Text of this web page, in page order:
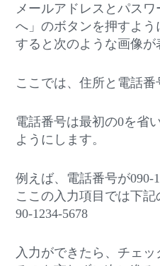
メールアドレスとパス
へ」のボタンを押すよう
すると次のような画像が
ここでは、住所と電話番
電話番号は最初の0を省
ようにします。
例えば、電話番号が090-
ここの入力項目では下記
90-1234-5678
入力ができたら、チェ